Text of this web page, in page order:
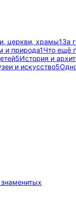
церкви, храмы1За
и природа1Что ещё
5История и
и искусство5